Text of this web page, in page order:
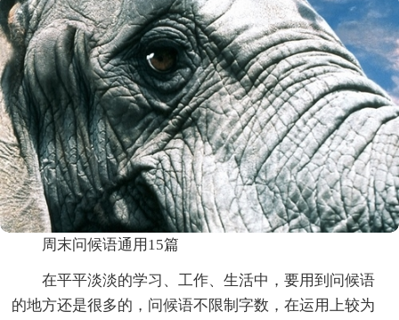
周末问候语通用15篇
在平平淡淡的学习、工作、生活中，要用到问候语
的地方还是很多的，问候语不限制字数，在运用上较为